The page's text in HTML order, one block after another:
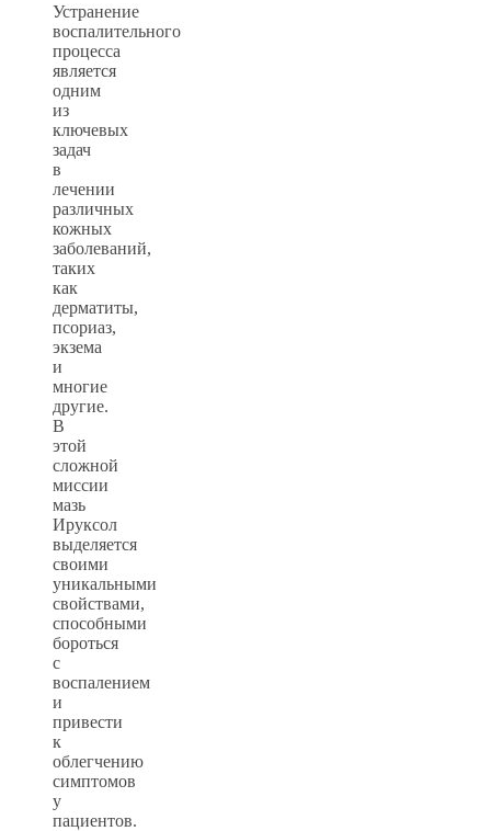
Устранение
воспалительного
процесса
является
одним
из
ключевых
задач
в
лечении
различных
кожных
заболеваний,
таких
как
дерматиты,
псориаз,
экзема
и
многие
другие.
В
этой
сложной
миссии
мазь
Ируксол
выделяется
своими
уникальными
свойствами,
способными
бороться
с
воспалением
и
привести
к
облегчению
симптомов
у
пациентов.